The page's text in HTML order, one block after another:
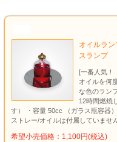
オイルラ
スランプ
[一番人気！
オイルを何
な色のラン
12時間燃焼
す） ・容量 50cc （ガラス瓶容器
ストレー/オイルは付属していませ
希望小売価格：1,100円(税込)